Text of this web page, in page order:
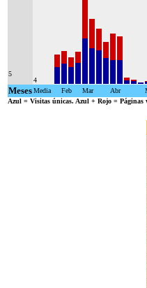
5
4
MesesMedia Feb Mar Abr
Azul = Visitas únicas. Azul + Rojo = Páginas